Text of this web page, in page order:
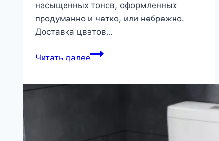
насыщенных тонов, оформленных
продуманно и четко, или небрежно.
Доставка цветов…
Читать далееЦветы